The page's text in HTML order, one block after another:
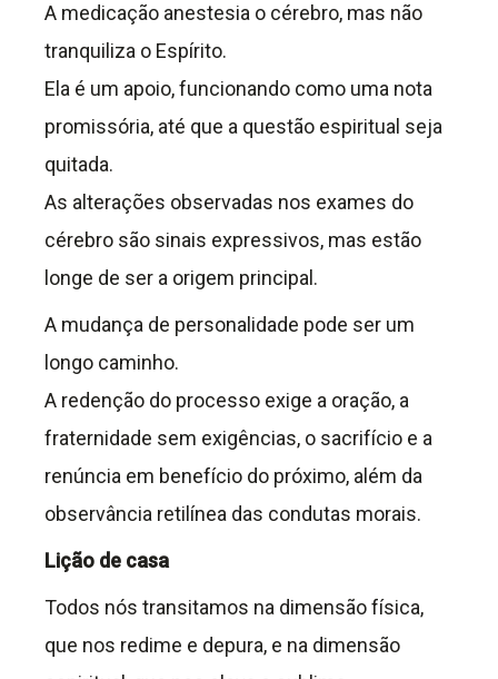
A medicação anestesia o cérebro, mas não
tranquiliza o Espírito.
Ela é um apoio, funcionando como uma nota
promissória, até que a questão espiritual seja
quitada.
As alterações observadas nos exames do
cérebro são sinais expressivos, mas estão
longe de ser a origem principal.
A mudança de personalidade pode ser um
longo caminho.
A redenção do processo exige a oração, a
fraternidade sem exigências, o sacrifício e a
renúncia em benefício do próximo, além da
observância retilínea das condutas morais.
Lição de casa
Todos nós transitamos na dimensão física,
que nos redime e depura, e na dimensão